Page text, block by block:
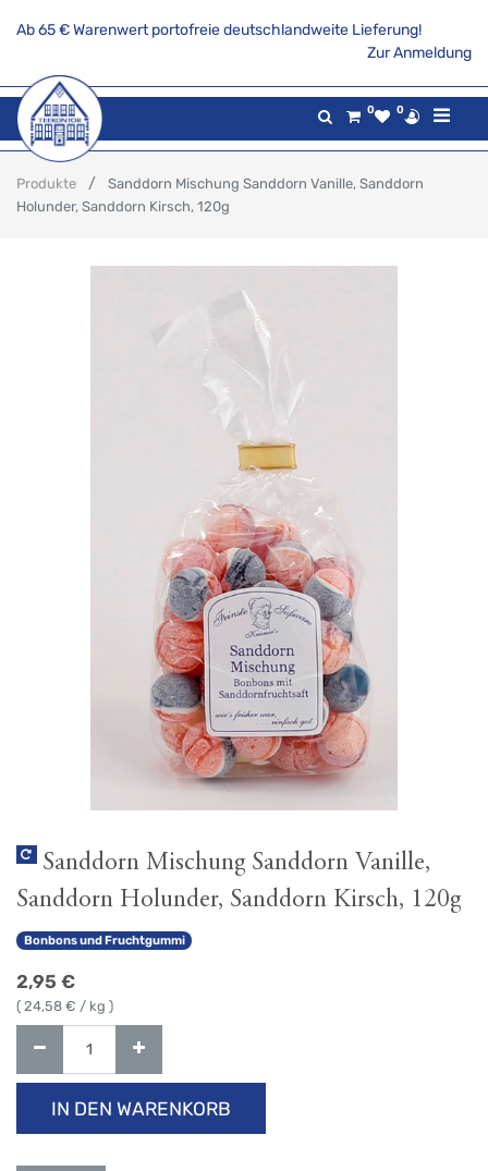
Ab 65 € Warenwert portofreie deutschlandweite Lieferung!
Zur Anmeldung
0 0
Produkte
Sanddorn Mischung Sanddorn Vanille, Sanddorn
Holunder, Sanddorn Kirsch, 120g
Sanddorn Mischung Sanddorn Vanille,
Sanddorn Holunder, Sanddorn Kirsch, 120g
Bonbons und Fruchtgummi
2,95 €
( 24,58 € / kg )
IN DEN WARENKORB